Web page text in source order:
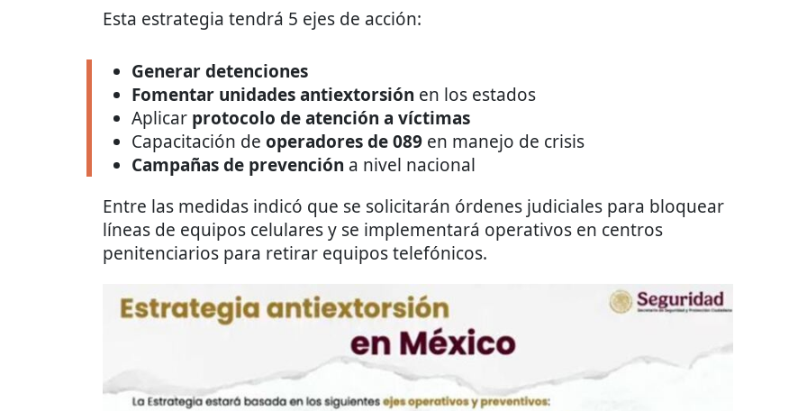
Esta estrategia tendrá 5 ejes de acción:
Generar detenciones
Fomentar unidades antiextorsión en los estados
Aplicar protocolo de atención a víctimas
Capacitación de operadores de 089 en manejo de crisis
Campañas de prevención a nivel nacional
Entre las medidas indicó que se solicitarán órdenes judiciales para bloquear
líneas de equipos celulares y se implementará operativos en centros
penitenciarios para retirar equipos telefónicos.